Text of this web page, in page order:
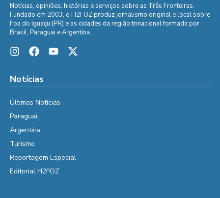
Notícias, opiniões, histórias e serviços sobre as Três Fronteiras.
Fundado em 2003, o H2FOZ produz jornalismo original e local sobre
Foz do Iguaçu (PR) e as cidades da região trinacional formada por
Brasil, Paraguai e Argentina.
Notícias
Últimas Notícias
Paraguai
Argentina
Turismo
Reportagem Especial
Editorial H2FOZ